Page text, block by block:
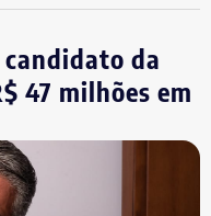
da
47 milhões em